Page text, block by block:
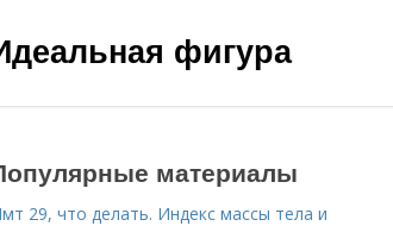
фигура
материалы
29, что делать. Индекс массы тела и